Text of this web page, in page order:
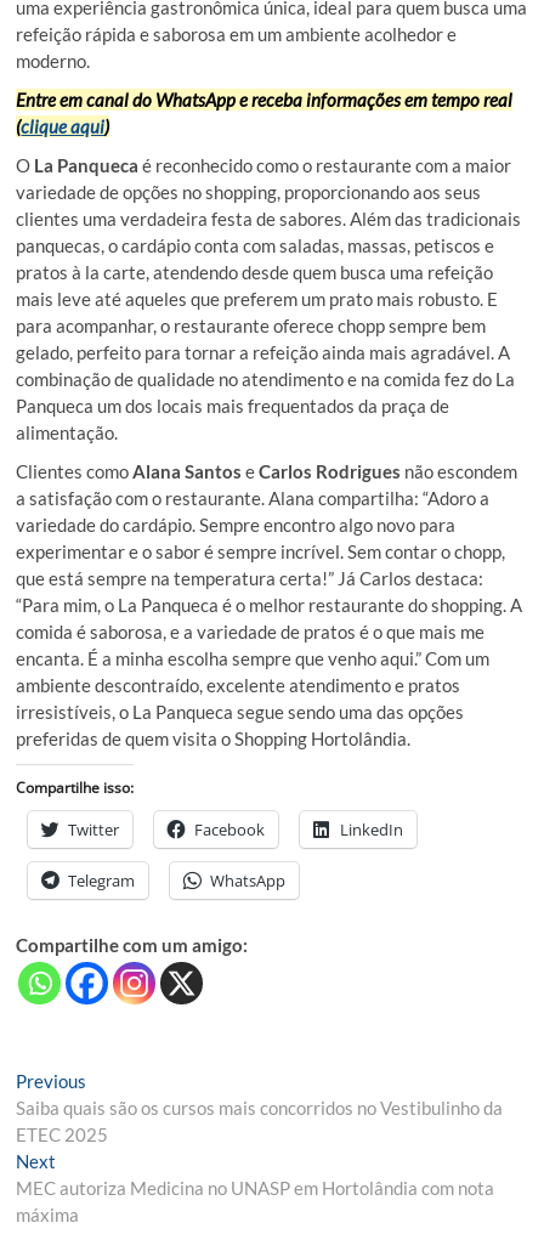
uma experiência gastronômica única, ideal para quem busca uma
refeição rápida e saborosa em um ambiente acolhedor e
moderno.
Entre em canal do WhatsApp e receba informações em tempo real
(clique aqui)
O La Panqueca é reconhecido como o restaurante com a maior
variedade de opções no shopping, proporcionando aos seus
clientes uma verdadeira festa de sabores. Além das tradicionais
panquecas, o cardápio conta com saladas, massas, petiscos e
pratos à la carte, atendendo desde quem busca uma refeição
mais leve até aqueles que preferem um prato mais robusto. E
para acompanhar, o restaurante oferece chopp sempre bem
gelado, perfeito para tornar a refeição ainda mais agradável. A
combinação de qualidade no atendimento e na comida fez do La
Panqueca um dos locais mais frequentados da praça de
alimentação.
Clientes comoAlana Santos eCarlos Rodrigues não escondem
a satisfação com o restaurante. Alana compartilha: “Adoro a
variedade do cardápio. Sempre encontro algo novo para
experimentar e o sabor é sempre incrível. Sem contar o chopp,
que está sempre na temperatura certa!” Já Carlos destaca:
“Para mim, o La Panqueca é o melhor restaurante do shopping. A
comida é saborosa, e a variedade de pratos é o que mais me
encanta. É a minha escolha sempre que venho aqui.” Com um
ambiente descontraído, excelente atendimento e pratos
irresistíveis, o La Panqueca segue sendo uma das opções
preferidas de quem visita o Shopping Hortolândia.
Compartilhe isso:
Twitter Facebook LinkedIn
Telegram WhatsApp
Compartilhe com um amigo:
Navegação
de
Post
Previous
post:
Saiba quais são os cursos mais concorridos no Vestibulinho da
ETEC 2025
Next
post:
MEC autoriza Medicina no UNASP em Hortolândia com nota
máxima